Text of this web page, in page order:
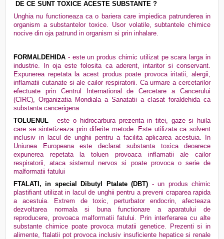
DE CE SUNT TOXICE ACESTE SUBSTANTE ?
Unghia nu functioneaza ca o bariera care impiedica patrunderea in
organism a substantelor toxice. Usor volatile, subtantele chimice
nocive din oja patrund in organism si prin inhalare.
FORMALDEHIDA - este un produs chimic utilizat pe scara larga in
industrie. In oja este folosita ca aderent, intaritor si conservant.
Expunerea repetata la acest produs poate provoca iritatii, alergii,
inflamatii cutanate si ale cailor respiratorii. Ca urmare a cercetarilor
efectuate prin Centrul International de Cercetare a Cancerului
(CIRC), Organizatia Mondiala a Sanatatii a clasat foraldehida ca
substanta cancerigena
TOLUENUL - este o hidrocarbura prezenta in titei, gaze si huila
care se sintetizeaza prin diferite metode. Este utilizata ca solvent
inclusiv in lacul de unghii pentru a facilita aplicarea acestuia. In
Uniunea Europeana este declarat substanta toxica deoarece
expunerea repetata la toluen provoaca inflamatii ale cailor
respiratorii, ataca sistemul nervos si poate provoca o serie de
malformatii fatului
FTALATI, in special Dibutyl Ptalate (DBT) - un produs chimic
plastifiant utilizat in lacul de unghii pentru a preveni craparea rapida
a acestuia. Extrem de toxic, perturbator endocrin, afecteaza
dezvoltarea normala si buna functionare a aparatului de
reproducere, provoaca malformatii fatului. Prin interferarea cu alte
substante chimice poate provoca mutatii genetice. Prezenti si in
alimente, ftalatii pot provoca inclusiv insuficiente hepatice si renale